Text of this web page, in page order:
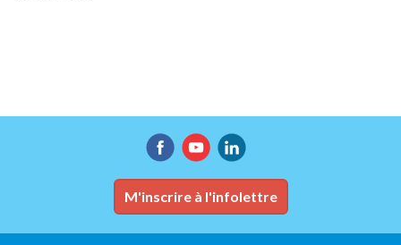
M'inscrire à l'infolettre